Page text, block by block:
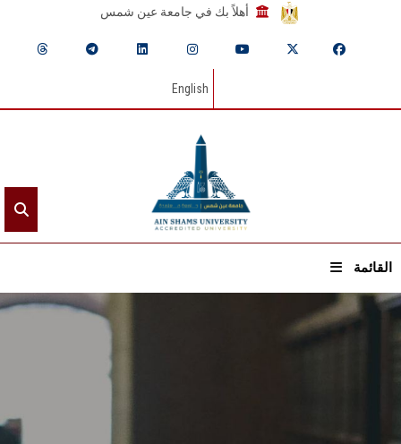
أهلاً بك في جامعة عين شمس
English
القائمة
القطاعـات